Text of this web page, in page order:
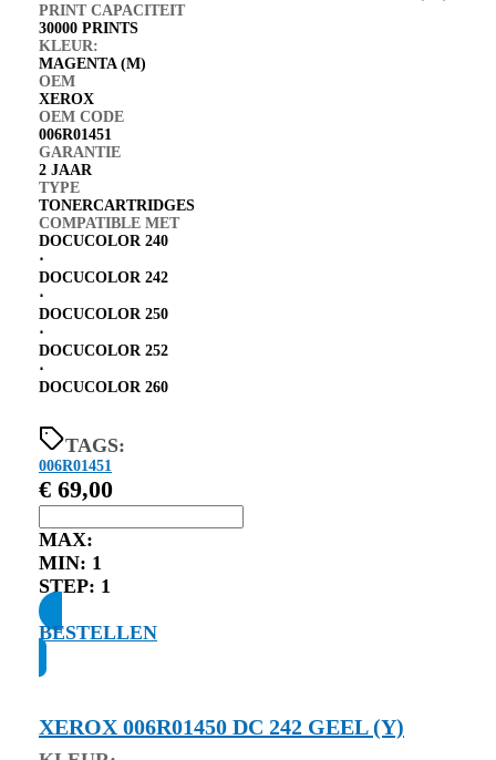
PRINT CAPACITEIT
30000 PRINTS
KLEUR:
MAGENTA (M)
OEM
XEROX
OEM CODE
006R01451
GARANTIE
2 JAAR
TYPE
TONERCARTRIDGES
COMPATIBLE MET
DOCUCOLOR 240
⋅
DOCUCOLOR 242
⋅
DOCUCOLOR 250
⋅
DOCUCOLOR 252
⋅
DOCUCOLOR 260
TAGS:
006R01451
€ 69,00
MAX:
MIN: 1
STEP: 1
BESTELLEN
XEROX 006R01450 DC 242 GEEL (Y)